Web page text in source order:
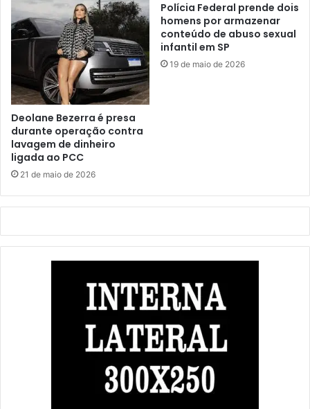
Deolane Bezerra é presa
durante operação contra
lavagem de dinheiro
ligada ao PCC
21 de maio de 2026
Polícia Federal prende dois
homens por armazenar
conteúdo de abuso sexual
infantil em SP
19 de maio de 2026